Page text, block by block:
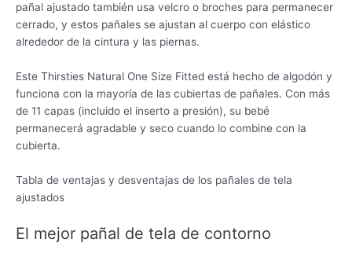
pañal ajustado también usa velcro o broches para permanecer
cerrado, y estos pañales se ajustan al cuerpo con elástico
alrededor de la cintura y las piernas.
Este Thirsties Natural One Size Fitted está hecho de algodón y
funciona con la mayoría de las cubiertas de pañales. Con más
de 11 capas (incluido el inserto a presión), su bebé
permanecerá agradable y seco cuando lo combine con la
cubierta.
Tabla de ventajas y desventajas de los pañales de tela
ajustados
El mejor pañal de tela de contorno